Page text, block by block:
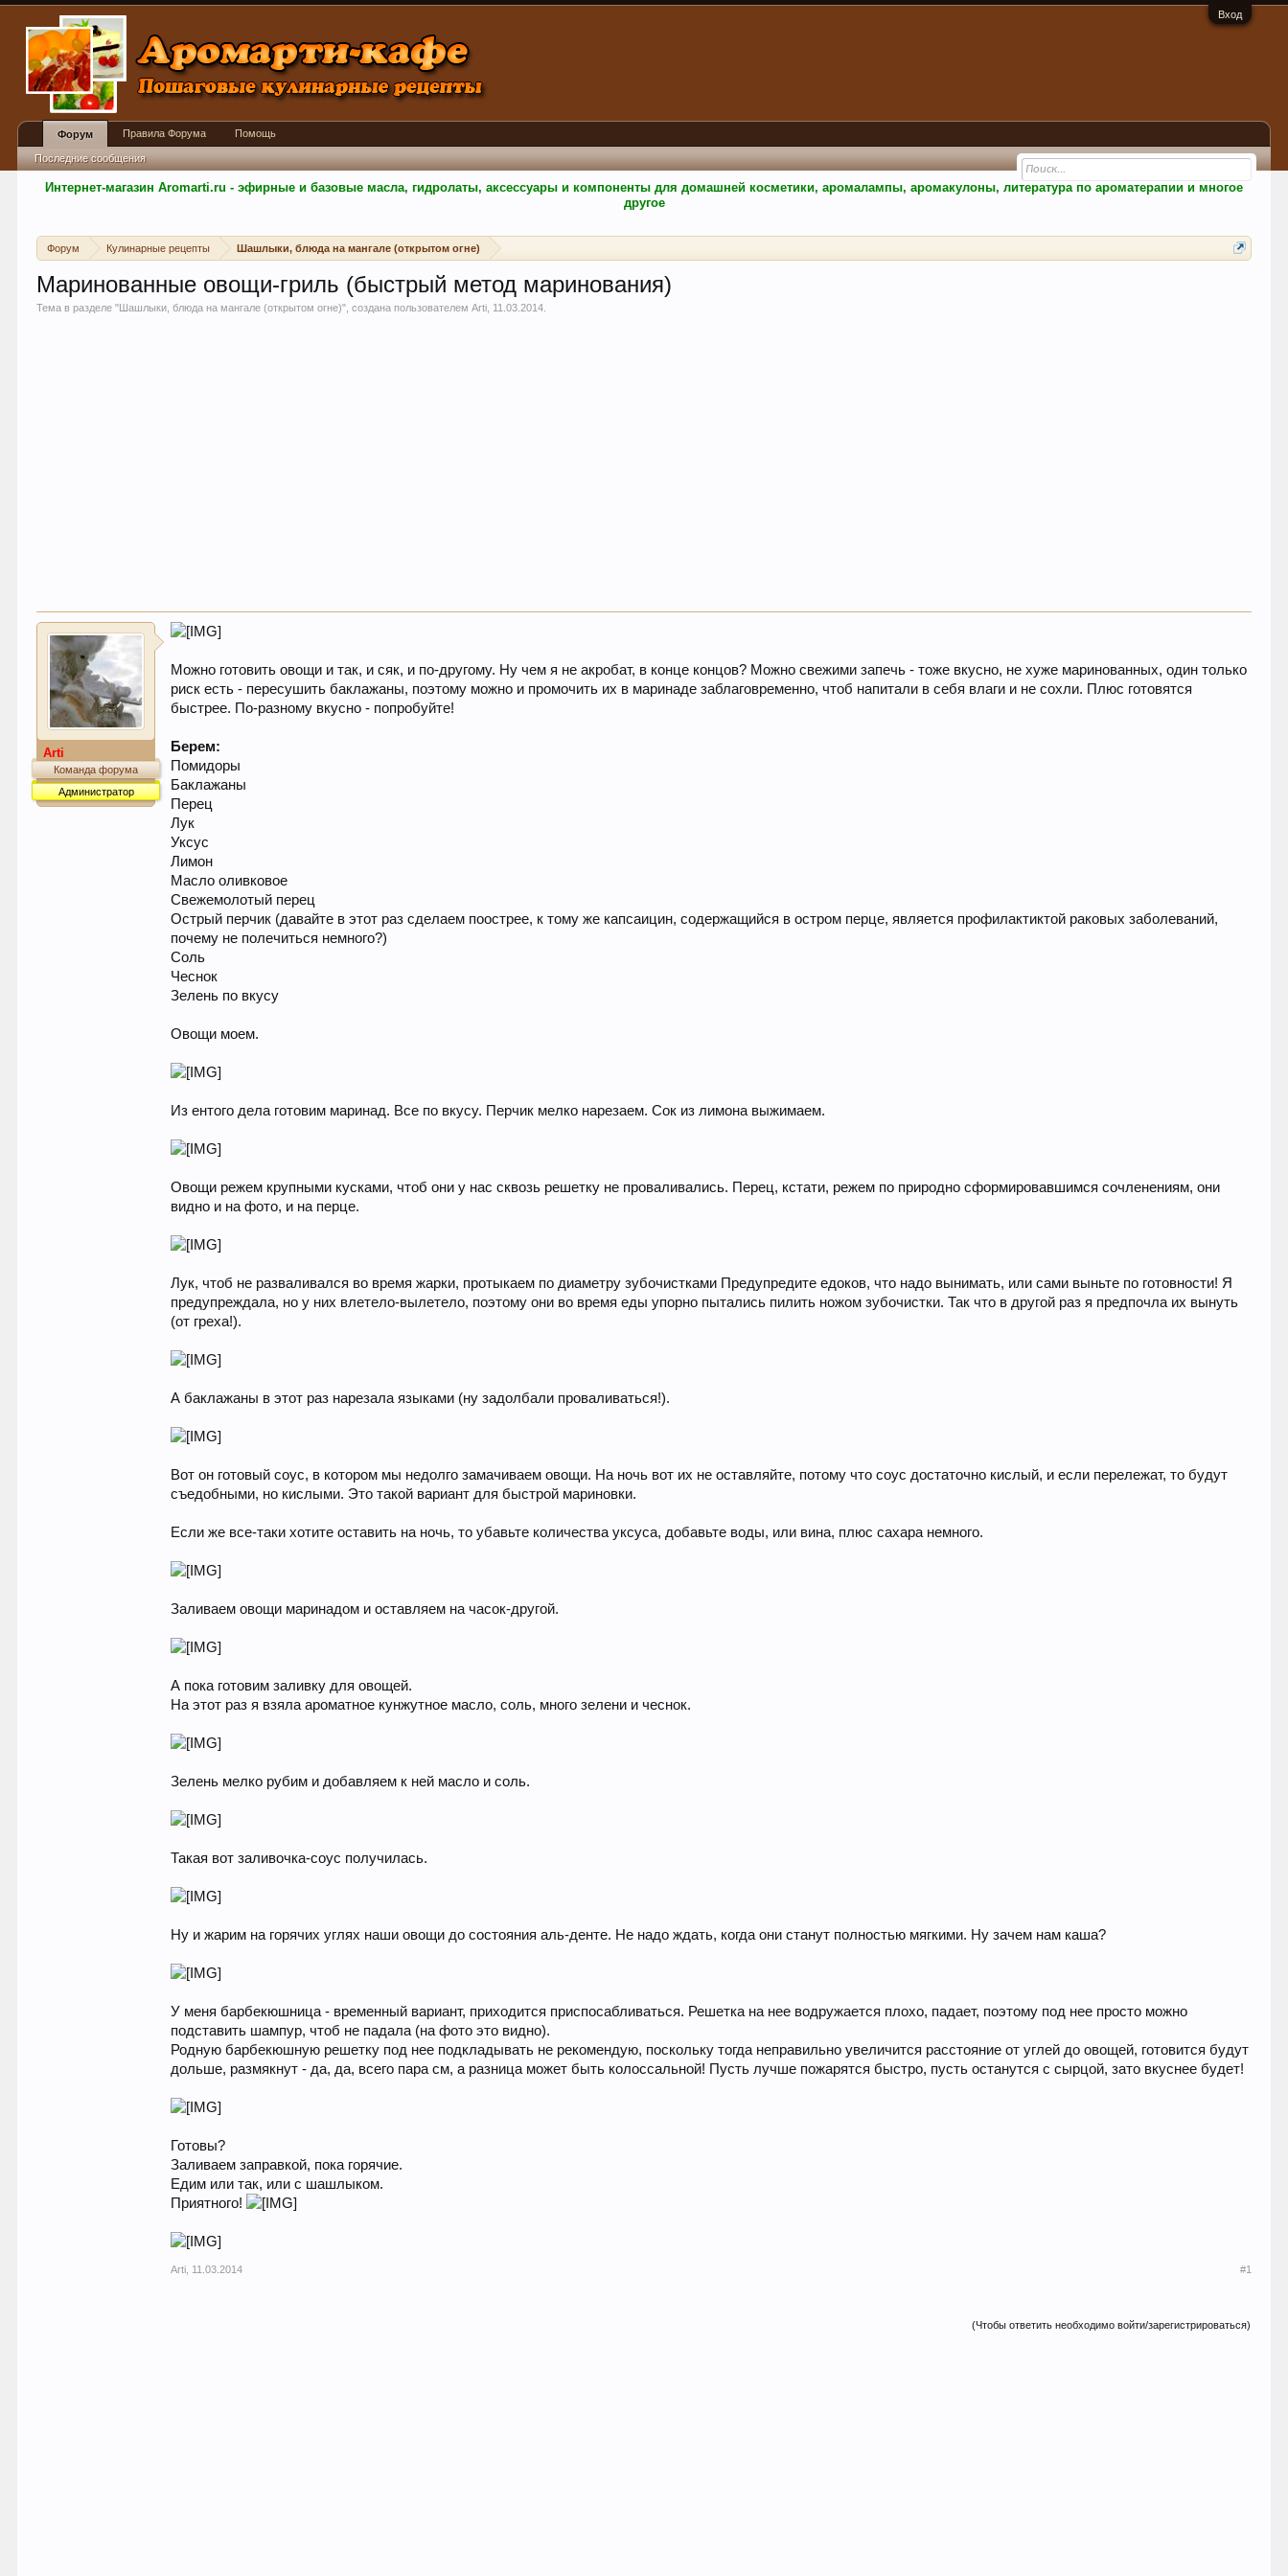
Вход
Интернет-магазин Aromarti.ru - эфирные и базовые масла, гидролаты, аксессуары и компоненты для домашней косметики, аромалампы, аромакулоны, литература по ароматерапии и многое
другое
Форум Кулинарные рецепты Шашлыки, блюда на мангале (открытом огне)
Маринованные овощи-гриль (быстрый метод маринования)
Тема в разделе "Шашлыки, блюда на мангале (открытом огне)", создана пользователемArti 11.03.2014
Arti
Команда форума
Администратор
Можно готовить овощи и так, и сяк, и по-другому. Ну чем я не акробат, в конце концов? Можно свежими запечь - тоже вкусно, не хуже маринованных, один только
риск есть - пересушить баклажаны, поэтому можно и промочить их в маринаде заблаговременно, чтоб напитали в себя влаги и не сохли. Плюс готовятся
быстрее. По-разному вкусно - попробуйте!
Берем:
Помидоры
Баклажаны
Перец
Лук
Уксус
Лимон
Масло оливковое
Свежемолотый перец
Острый перчик (давайте в этот раз сделаем поострее, к тому же капсаицин, содержащийся в остром перце, является профилактиктой раковых заболеваний,
почему не полечиться немного?)
Соль
Чеснок
Зелень по вкусу
Овощи моем.
Из ентого дела готовим маринад. Все по вкусу. Перчик мелко нарезаем. Сок из лимона выжимаем.
Овощи режем крупными кусками, чтоб они у нас сквозь решетку не проваливались. Перец, кстати, режем по природно сформировавшимся сочленениям, они
видно и на фото, и на перце.
Лук, чтоб не разваливался во время жарки, протыкаем по диаметру зубочистками Предупредите едоков, что надо вынимать, или сами выньте по готовности! Я
предупреждала, но у них влетело-вылетело, поэтому они во время еды упорно пытались пилить ножом зубочистки. Так что в другой раз я предпочла их вынуть
(от греха!).
А баклажаны в этот раз нарезала языками (ну задолбали проваливаться!).
Вот он готовый соус, в котором мы недолго замачиваем овощи. На ночь вот их не оставляйте, потому что соус достаточно кислый, и если перележат, то будут
съедобными, но кислыми. Это такой вариант для быстрой мариновки.
Если же все-таки хотите оставить на ночь, то убавьте количества уксуса, добавьте воды, или вина, плюс сахара немного.
Заливаем овощи маринадом и оставляем на часок-другой.
А пока готовим заливку для овощей.
На этот раз я взяла ароматное кунжутное масло, соль, много зелени и чеснок.
Зелень мелко рубим и добавляем к ней масло и соль.
Такая вот заливочка-соус получилась.
Ну и жарим на горячих углях наши овощи до состояния аль-денте. Не надо ждать, когда они станут полностью мягкими. Ну зачем нам каша?
У меня барбекюшница - временный вариант, приходится приспосабливаться. Решетка на нее водружается плохо, падает, поэтому под нее просто можно
подставить шампур, чтоб не падала (на фото это видно).
Родную барбекюшную решетку под нее подкладывать не рекомендую, поскольку тогда неправильно увеличится расстояние от углей до овощей, готовится будут
дольше, размякнут - да, да, всего пара см, а разница может быть колоссальной! Пусть лучше пожарятся быстро, пусть останутся с сырцой, зато вкуснее будет!
Готовы?
Заливаем заправкой, пока горячие.
Едим или так, или с шашлыком.
Приятного!
Arti 11.03.2014 #1
(Чтобы ответить необходимо войти/зарегистрироваться)
Форум
Последние сообщения
Правила Форума Помощь